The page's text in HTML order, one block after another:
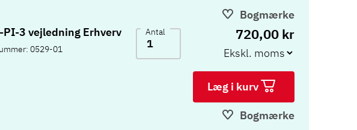
Bogmærke
PI-3 vejledning Erhverv
0529-01
Antal 720,00 kr
Læg i kurv
Bogmærke